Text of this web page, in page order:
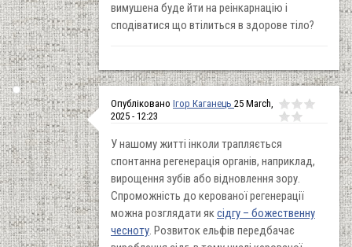
вимушена буде йти на реінкарнацію і
сподіватися що втілиться в здорове тіло?
Опубліковано Ігор Каганець 25 March,
2025 - 12:23
У нашому житті інколи трапляється
спонтанна регенерація органів, наприклад,
вирощення зубів або відновлення зору.
Спроможність до керованої регенерації
можна розглядати яксідгу – божественну
чесноту. Розвиток ельфів передбачає